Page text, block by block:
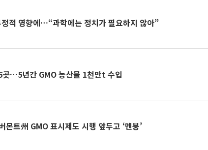
적 영향에…“과학에는 정치가 필요하지 않아”
…5년간 GMO 농산물 1천만t 수입
몬트州 GMO 표시제도 시행 앞두고 ‘멘붕’